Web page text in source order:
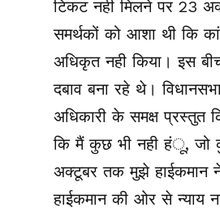
टिकट नही मिलने पर 23
समर्थकों को आशा थी कि
अधिकृत नही किया। इस
दबाव बना रहे थे।
अधिकारी के समक्ष प्रस्तुत
कि मैं कुछ भी नही हंू, जो
अक्टूबर तक मुझे हाईकमान
हाईकमान की ओर से न्याय